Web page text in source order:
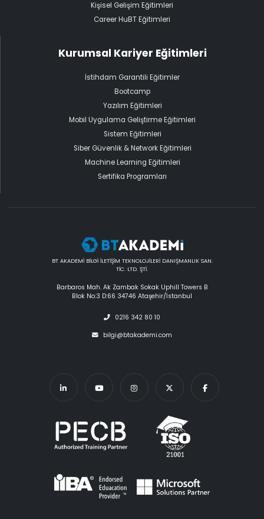
Kişisel Gelişim Eğitimleri
Career HuBT Eğitimleri
Kurumsal Kariyer Eğitimleri
İstihdam Garantili Eğitimler
Bootcamp
Yazılım Eğitimleri
Mobil Uygulama Geliştirme Eğitimleri
Sistem Eğitimleri
Siber Güvenlik & Network Eğitimleri
Machine Learning Eğitimleri
Sertifika Programları
BT AKADEMİ BİLGİ İLETİŞİM TEKNOLOJİLERİ DANIŞMANLIK SAN.
TİC. LTD. ŞTİ.
Barbaros Mah. Ak Zambak Sokak Uphill Towers B
Blok No:3 D:66 34746 Ataşehir/İstanbul
0216 342 80 10
bilgi@btakademi.com